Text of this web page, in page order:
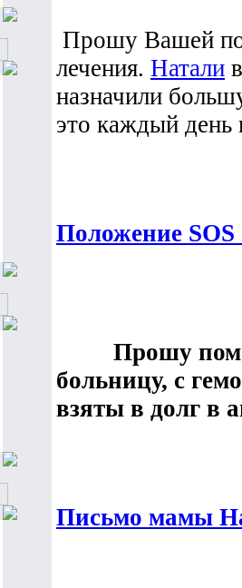
Прошу Вашей
лечения. Натали
назначили
это каждый
Положение SOS
Прошу
больницу, с
взяты в долг в
Письмо мамы